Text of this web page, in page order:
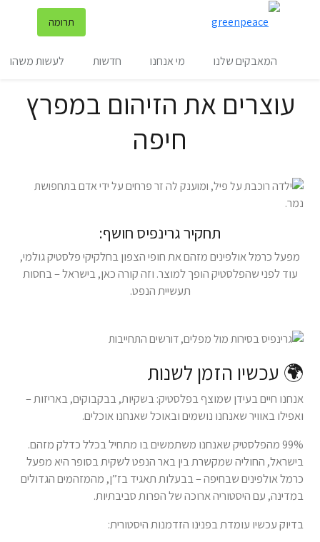
תרומה
המאבקים שלנו מי אנחנו חדשות לעשות משהו
עוצרים את הזיהום במפרץ
חיפה
תחקיר גרינפיס חושף:
מפעל כרמל אולפינים מזהם את חופי הצפון בחלקיקי פלסטיק גולמי,
עוד לפני שהפלסטיק הופך למוצר. וזה קורה כאן, בישראל – בחסות
תעשיית הנפט.
🌍 עכשיו הזמן לשנות
אנחנו חיים בעידן שמוצף בפלסטיק: בשקיות, בבקבוקים, באריזות –
ואפילו באוויר שאנחנו נושמים ובאוכל שאנחנו אוכלים.
99% מהפלסטיק שאנחנו משתמשים בו מתחיל בכלל כדלק מזהם.
בישראל, החוליה שמקשרת בין באר הנפט לשקית בסופר היא מפעל
כרמל אולפינים שבחיפה – בבעלות תאגיד בז”ן, מהמזהמים הגדולים
במדינה, עם היסטוריה ארוכה של הפרות סביבתיות.
בדיוק עכשיו עומדת בפנינו הזדמנות היסטורית: